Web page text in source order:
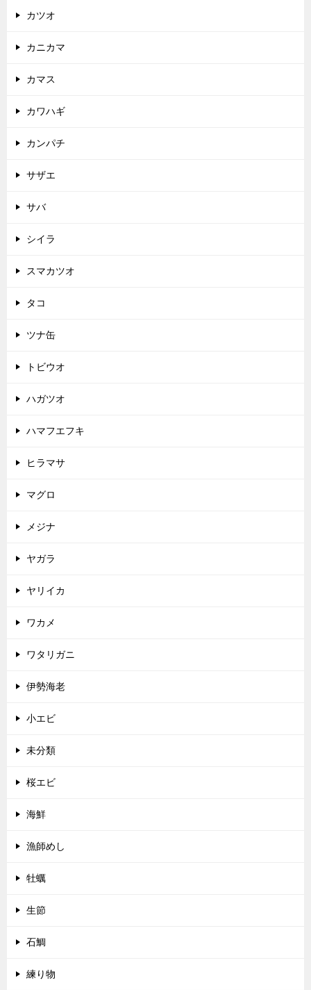
カツオ
カニカマ
カマス
カワハギ
カンパチ
サザエ
サバ
シイラ
スマカツオ
タコ
ツナ缶
トビウオ
ハガツオ
ハマフエフキ
ヒラマサ
マグロ
メジナ
ヤガラ
ヤリイカ
ワカメ
ワタリガニ
伊勢海老
小エビ
未分類
桜エビ
海鮮
漁師めし
牡蠣
生節
石鯛
練り物